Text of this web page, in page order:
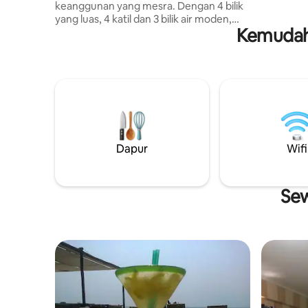
keanggunan yang mesra. Dengan 4 bilik
yang luas, 4 katil dan 3 bilik air moden,
penginapan ini direka untuk memberikan
Porto do Lobito, 5 minit dari Restinga,
dengan beberapa restoran di sekitarnya.
Ini adalah Peluang untuk anda.
Dapur Wifi